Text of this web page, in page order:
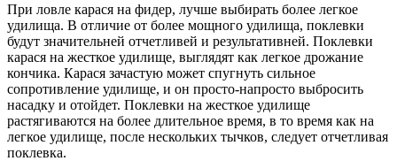
При ловле карася на фидер, лучше выбирать более легкое
удилища. В отличие от более мощного удилища, поклевки
будут значительней отчетливей и результативней. Поклевки
карася на жесткое удилище, выглядят как легкое дрожание
кончика. Карася зачастую может спугнуть сильное
сопротивление удилище, и он просто-напросто выбросить
насадку и отойдет. Поклевки на жесткое удилище
растягиваются на более длительное время, в то время как на
легкое удилище, после нескольких тычков, следует отчетливая
поклевка.